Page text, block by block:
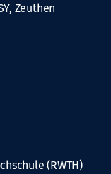
Zeuthen
(RWTH)